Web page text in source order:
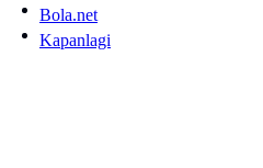
Bola.net
Kapanlagi